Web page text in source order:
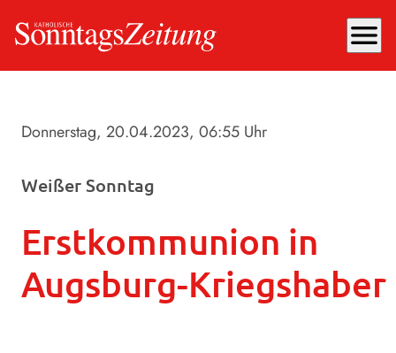
menu
Donnerstag, 20.04.2023, 06:55 Uhr
Weißer Sonntag
Erstkommunion in
Augsburg-Kriegshaber